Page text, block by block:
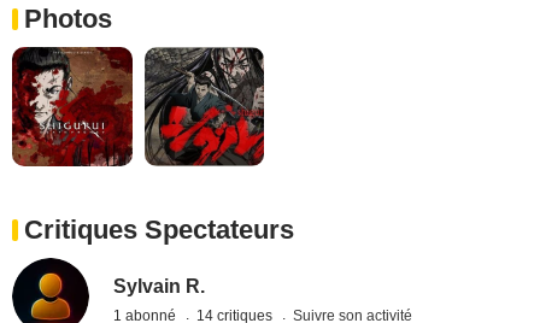
Photos
Critiques Spectateurs
Sylvain R.
1 abonné 14 critiques Suivre son activité